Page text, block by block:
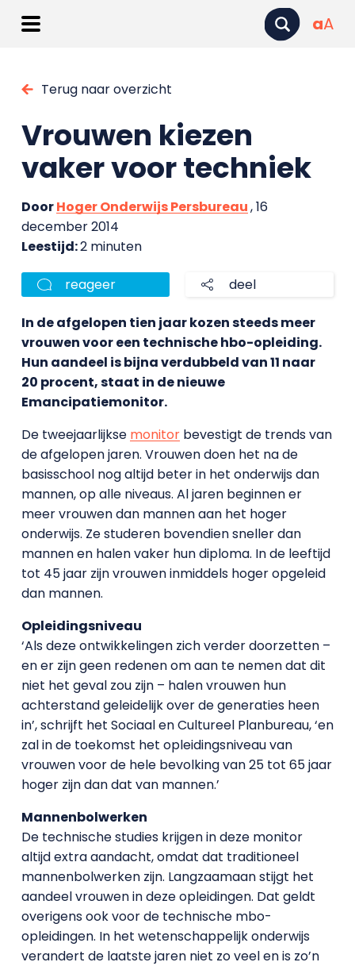
aA
Terug naar overzicht
Vrouwen kiezen
vaker voor techniek
DoorHoger Onderwijs Persbureau, 16
december 2014
Leestijd:2 minuten
reageer deel
In de afgelopen tien jaar kozen steeds meer
vrouwen voor een technische hbo-opleiding.
Hun aandeel is bijna verdubbeld van 11 naar
20 procent, staat in de nieuwe
Emancipatiemonitor.
De tweejaarlijkse monitorbevestigt de trends van
de afgelopen jaren. Vrouwen doen het na de
basisschool nog altijd beter in het onderwijs dan
mannen, op alle niveaus. Al jaren beginnen er
meer vrouwen dan mannen aan het hoger
onderwijs. Ze studeren bovendien sneller dan
mannen en halen vaker hun diploma. In de leeftijd
tot 45 jaar zijn vrouwen inmiddels hoger opgeleid
dan mannen.
Opleidingsniveau
‘Als deze ontwikkelingen zich verder doorzetten –
en er zijn geen redenen om aan te nemen dat dit
niet het geval zou zijn – halen vrouwen hun
achterstand geleidelijk over de generaties heen
in’, schrijft het Sociaal en Cultureel Planbureau, ‘en
zal in de toekomst het opleidingsniveau van
vrouwen voor de hele bevolking van 25 tot 65 jaar
hoger zijn dan dat van mannen.’
Mannenbolwerken
De technische studies krijgen in deze monitor
altijd extra aandacht, omdat dat traditioneel
mannenbolwerken zijn. Langzaamaan stijgt het
aandeel vrouwen in deze opleidingen. Dat geldt
overigens ook voor de technische mbo-
opleidingen. In het wetenschappelijk onderwijs
verandert de laatste jaren niet zo veel en is zo’n